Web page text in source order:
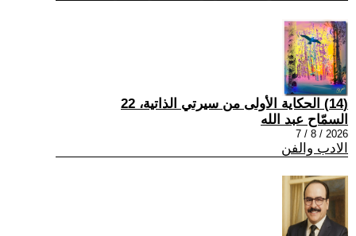
(14) الحكاية الأولى من سيرتي الذاتية، 22
السمّاح عبد الله
2026 / 8 / 7
الادب والفن